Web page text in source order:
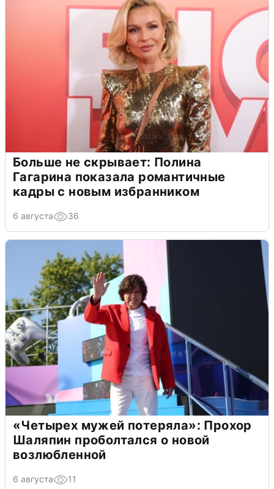
Больше не скрывает: Полина
Гагарина показала романтичные
кадры с новым избранником
6 августа 36
«Четырех мужей потеряла»: Прохор
Шаляпин проболтался о новой
возлюбленной
6 августа 11